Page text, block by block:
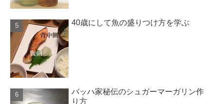
40歳にして魚の盛りつけ方を学ぶ
バッハ家秘伝のシュガーマーガリン作
り方